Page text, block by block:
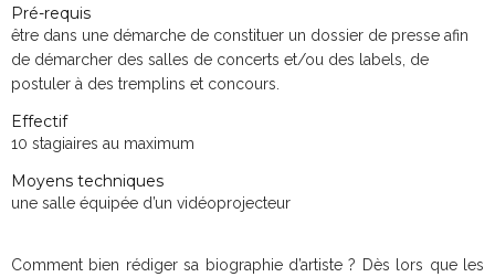
Pré-requis
être dans une démarche de constituer un dossier de presse afin
de démarcher des salles de concerts et/ou des labels, de
postuler à des tremplins et concours.
Effectif
10 stagiaires au maximum
Moyens techniques
une salle équipée d’un vidéoprojecteur
Comment bien rédiger sa biographie d’artiste ? Dès lors que les